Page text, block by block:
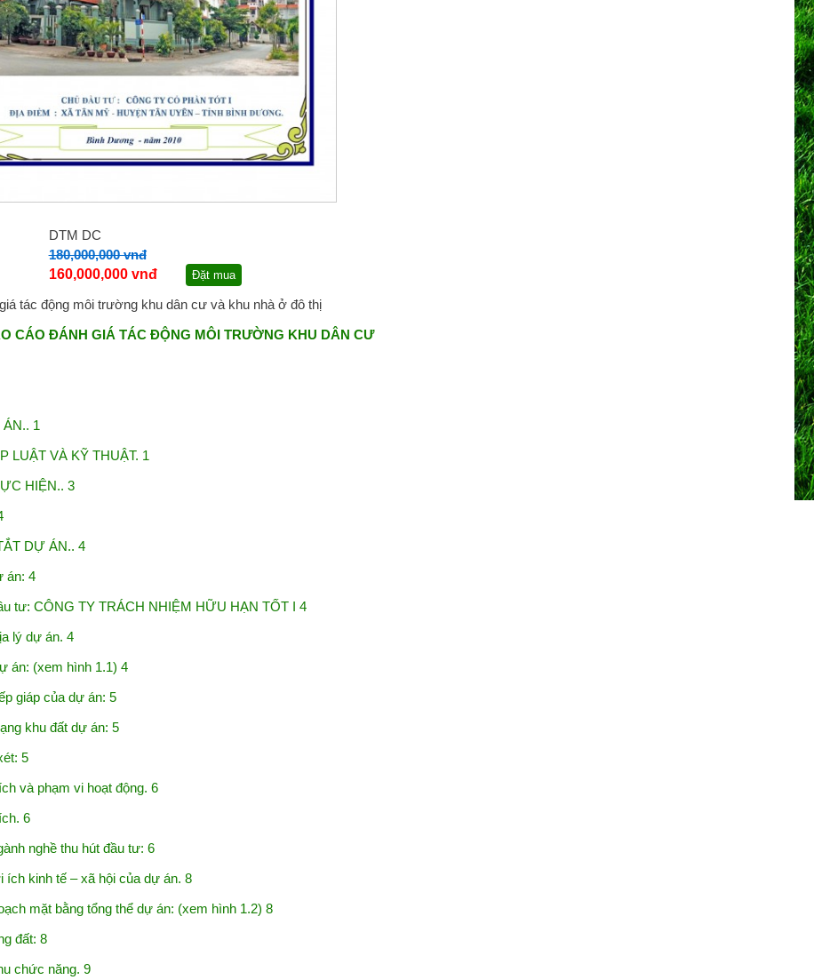
DTM DC
180,000,000 vnđ
160,000,000 vnđ Đặt mua
tác động môi trường khu dân cư và khu nhà ở đô thị
CÁO ĐÁNH GIÁ TÁC ĐỘNG MÔI TRƯỜNG KHU DÂN CƯ
1
LUẬT VÀ KỸ THUẬT. 1
HIỆN.. 3
DỰ ÁN.. 4
4
CÔNG TY TRÁCH NHIỆM HỮU HẠN TỐT I 4
dự án. 4
(xem hình 1.1) 4
giáp của dự án: 5
khu đất dự án: 5
5
phạm vi hoạt động. 6
6
nghề thu hút đầu tư: 6
kinh tế – xã hội của dự án. 8
mặt bằng tổng thể dự án: (xem hình 1.2) 8
đất: 8
chức năng. 9